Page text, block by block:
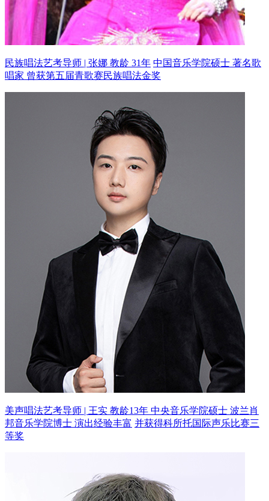
民族唱法艺考导师 | 张娜 教龄 31年 中国音乐学院硕士 著名歌
唱家 曾获第五届青歌赛民族唱法金奖
美声唱法艺考导师 | 王实 教龄13年 中央音乐学院硕士 波兰肖
邦音乐学院博士 演出经验丰富 并获得科所托国际声乐比赛三
等奖